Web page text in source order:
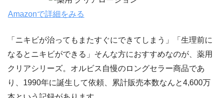
Amazonで詳細をみる
「ニキビが治ってもまたすぐにできてしまう」「生理前に
なるとニキビができる」そんな方におすすめなのが、 薬用
クリアシリーズ。オルビス自慢のロングセラー商品であ
り、1990年に誕生して依頼、累計販売本数なんと4,600万